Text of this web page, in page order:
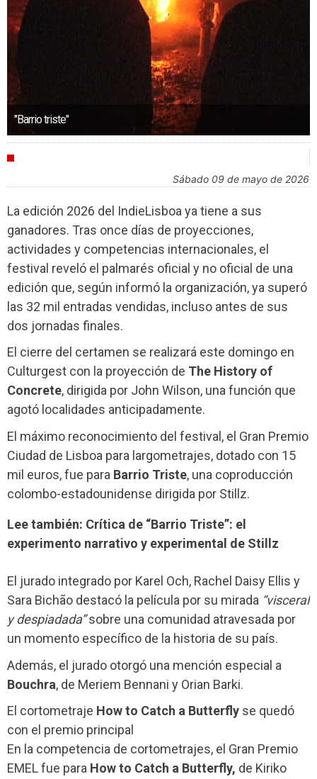
"Barrio triste"
sábado 09 de mayo de 2026
La edición 2026 del IndieLisboa ya tiene a sus
ganadores. Tras once días de proyecciones,
actividades y competencias internacionales, el
festival reveló el palmarés oficial y no oficial de una
edición que, según informó la organización, ya superó
las 32 mil entradas vendidas, incluso antes de sus
dos jornadas finales.
El cierre del certamen se realizará este domingo en
Culturgest con la proyección de The History of
Concrete, dirigida por John Wilson, una función que
agotó localidades anticipadamente.
El máximo reconocimiento del festival, el Gran Premio
Ciudad de Lisboa para largometrajes, dotado con 15
mil euros, fue para Barrio Triste, una coproducción
colombo-estadounidense dirigida por Stillz.
Lee también: Crítica de “Barrio Triste”: el
experimento narrativo y experimental de Stillz
El jurado integrado por Karel Och, Rachel Daisy Ellis y
Sara Bichão destacó la película por su mirada “visceral
y despiadada”sobre una comunidad atravesada por
un momento específico de la historia de su país.
Además, el jurado otorgó una mención especial a
Bouchra, de Meriem Bennani y Orian Barki.
El cortometraje How to Catch a Butterfly se quedó
con el premio principal
En la competencia de cortometrajes, el Gran Premio
EMEL fue para How to Catch a Butterfly, de Kiriko